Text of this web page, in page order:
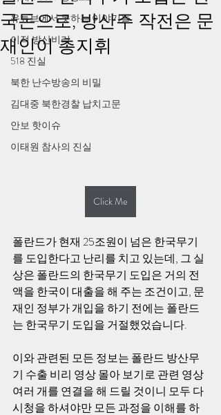
유튜브에서 못하는 이야기들
이적 방산비리
518 진실
북한 난수방송의 비밀
김대중 북한경찰 납치고문
안보 핫이슈
이태원 참사의 진실
국돈으로, 방산주 작전은 문
재인이 총지휘
Click Me
폴란드가 현재 25조원이 넘은 한국무기
를 도입한다고 난리를 치고 있는데, 그 실
상은 폴란드의 한국무기 도입은 거의 전
액을 한국이 대출을 해 주는 조건이고, 문
재인 정부가 개입을 하기 전에는 폴란드
는 한국무기 도입을 거절했었습니다.
이와 관련된 모든 정보는 폴란드 방산무
기 수출 비리 영상 몰아 보기로 관련 영상
여러 개를 연결을 해 드릴 것이니 모두 다
시청을 하셔야만 모든 과정을 이해를 하